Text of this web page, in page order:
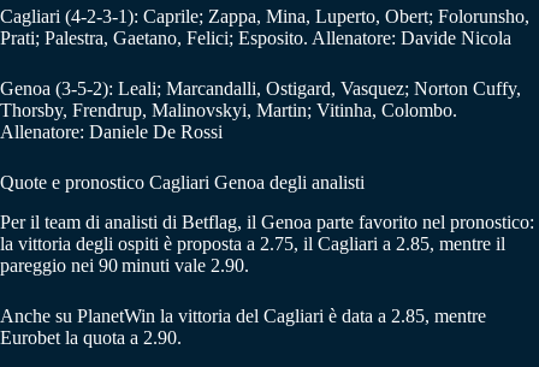
Cagliari (4-2-3-1): Caprile; Zappa, Mina, Luperto, Obert; Folorunsho,
Prati; Palestra, Gaetano, Felici; Esposito. Allenatore: Davide Nicola
Genoa (3-5-2): Leali; Marcandalli, Ostigard, Vasquez; Norton Cuffy,
Thorsby, Frendrup, Malinovskyi, Martin; Vitinha, Colombo.
Allenatore: Daniele De Rossi
Quote e pronostico Cagliari Genoa degli analisti
Per il team di analisti di Betflag, il Genoa parte favorito nel pronostico:
la vittoria degli ospiti è proposta a 2.75, il Cagliari a 2.85, mentre il
pareggio nei 90 minuti vale 2.90.
Anche su PlanetWin la vittoria del Cagliari è data a 2.85, mentre
Eurobet la quota a 2.90.